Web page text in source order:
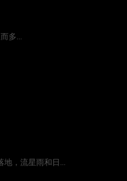
多...
，流星雨和日...